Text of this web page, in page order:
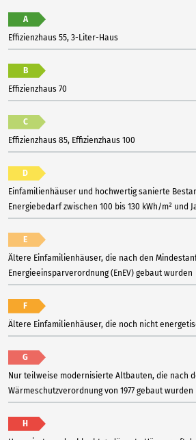
A
Effizienzhaus 55, 3-Liter-Haus
B
Effizienzhaus 70
C
Effizienzhaus 85, Effizienzhaus 100
D
Einfamilienhäuser und hochwertig sanierte
Energiebedarf zwischen 100 bis 130 kWh/m² und
E
Ältere Einfamilienhäuser, die nach den
Energieeinsparverordnung (EnEV) gebaut wurden
F
Ältere Einfamilienhäuser, die noch nicht
G
Nur teilweise modernisierte Altbauten, die nach
Wärmeschutzverordnung von 1977 gebaut wurden
H